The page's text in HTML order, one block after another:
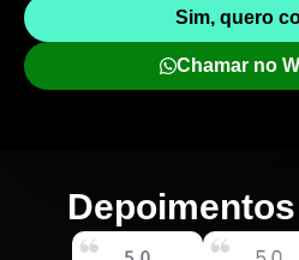
Sim, quero
Chamar no